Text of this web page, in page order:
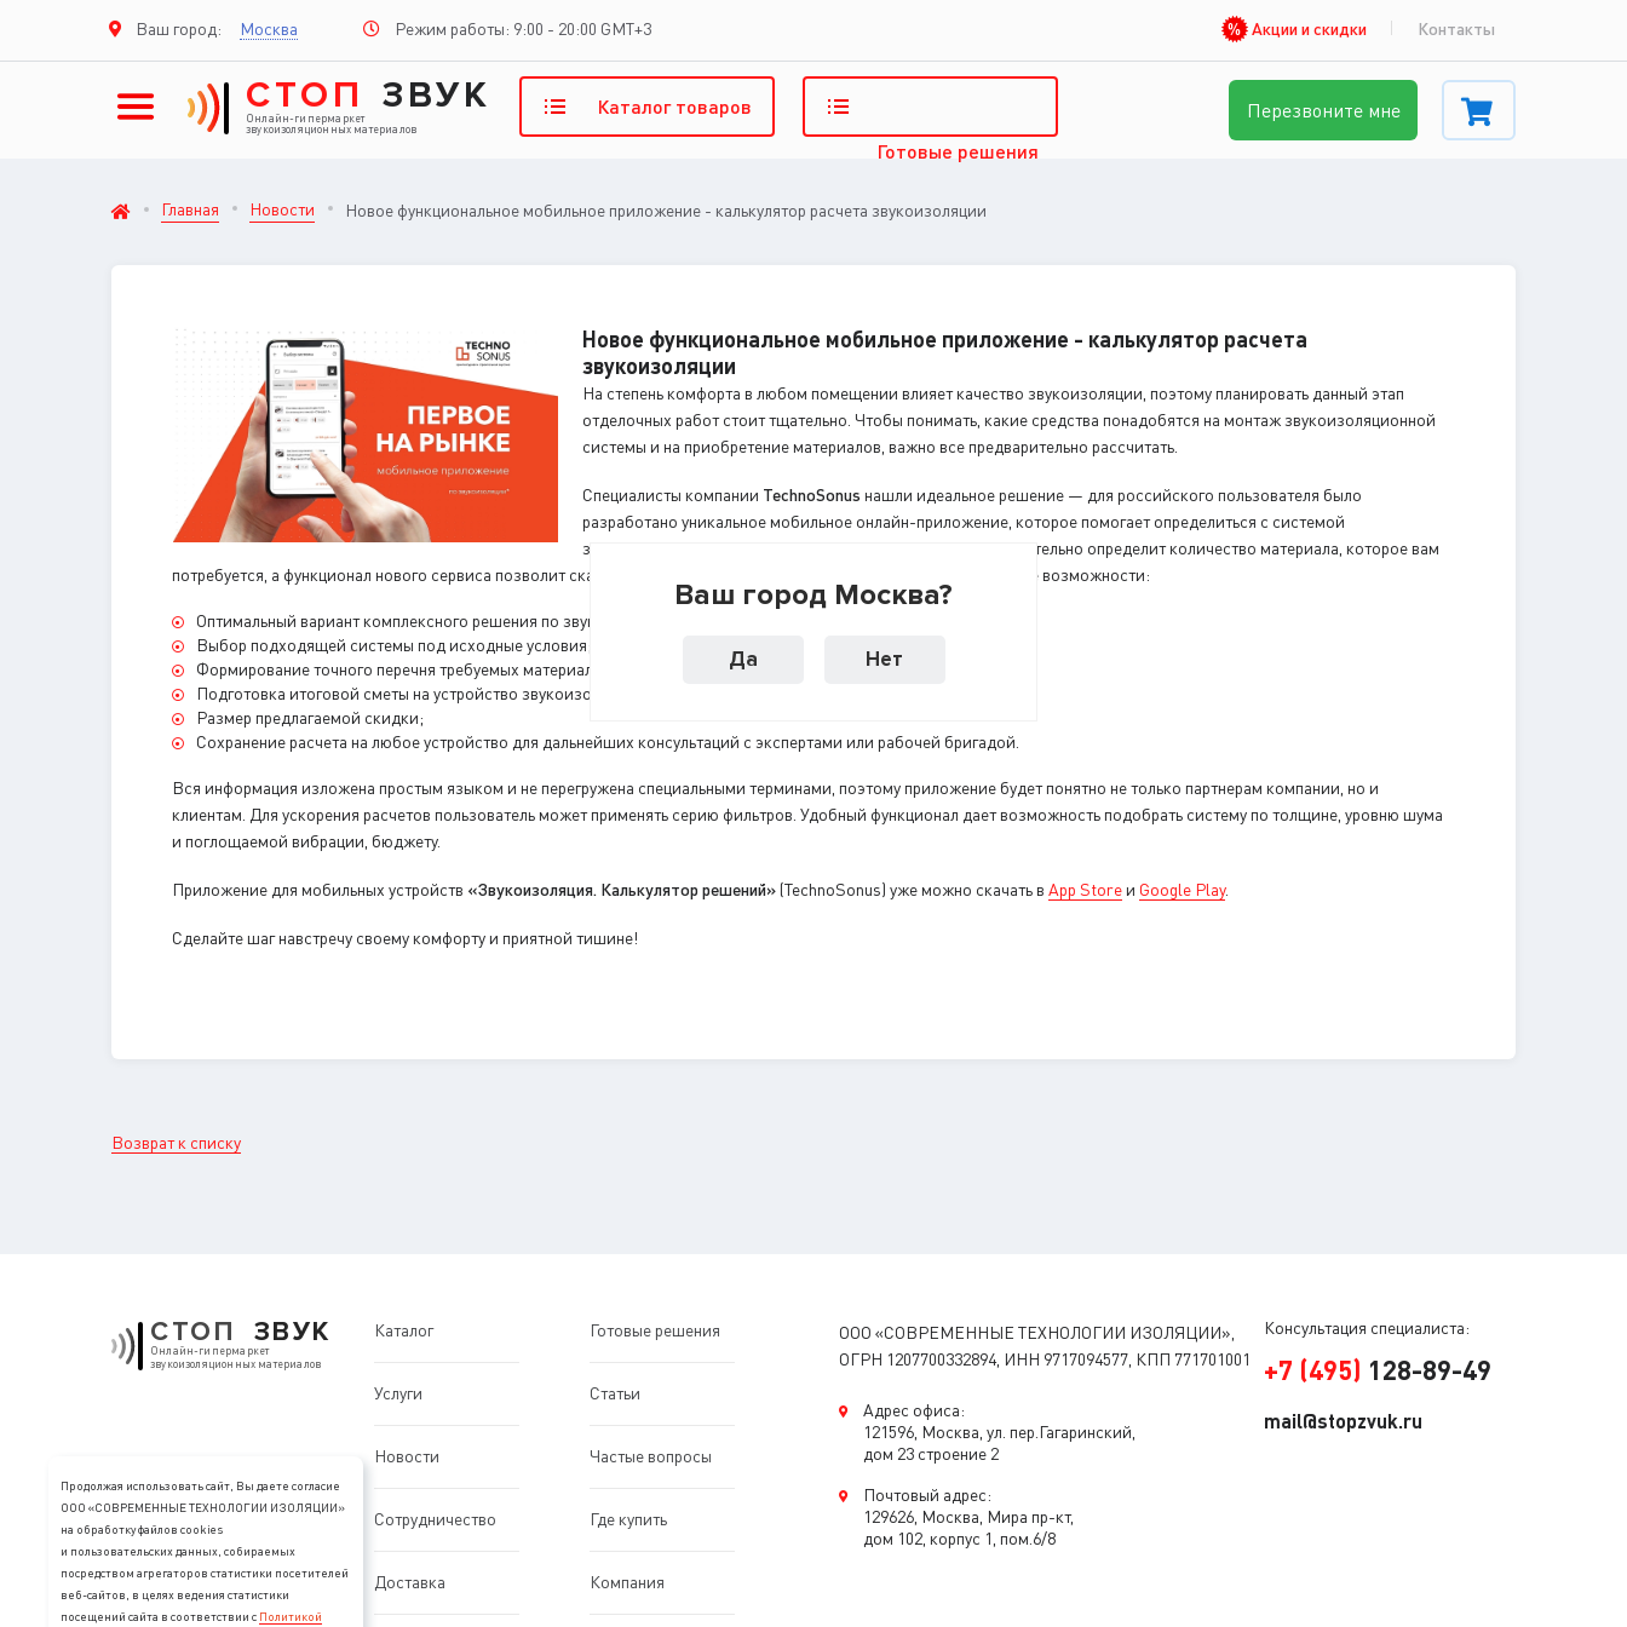
Ваш город: Москва
Ваш город Москва?
Да Нет
Режим работы: 9:00 - 20:00 GMT+3 Акции и скидки Контакты
СТОП ЗВУК
Онлайн-гипермаркет
звукоизоляционных материалов
Каталогтоваров
Готовые решения
Перезвоните мне
Главная Новости Новое функциональное мобильное приложение - калькулятор расчета звукоизоляции
Новое функциональное мобильное приложение - калькулятор расчета
звукоизоляции
На степень комфорта в любом помещении влияет качество звукоизоляции, поэтому планировать данный этап
отделочных работ стоит тщательно. Чтобы понимать, какие средства понадобятся на монтаж звукоизоляционной
системы и на приобретение материалов, важно все предварительно рассчитать.
Специалисты компании TechnoSonus нашли идеальное решение — для российского пользователя было
разработано уникальное мобильное онлайн-приложение, которое помогает определиться с системой
звукоизоляции за считанные минуты. Калькулятор самостоятельно определит количество материала, которое вам
потребуется, а функционал нового сервиса позволит скачать техническую документацию и предоставит следующие возможности:
Оптимальный вариант комплексного решения по звукоизоляции потолка, перегородок, пола и стен;
Выбор подходящей системы под исходные условия;
Формирование точного перечня требуемых материалов;
Подготовка итоговой сметы на устройство звукоизоляции;
Размер предлагаемой скидки;
Сохранение расчета на любое устройство для дальнейших консультаций с экспертами или рабочей бригадой.
Вся информация изложена простым языком и не перегружена специальными терминами, поэтому приложение будет понятно не только партнерам компании, но и
клиентам. Для ускорения расчетов пользователь может применять серию фильтров. Удобный функционал дает возможность подобрать систему по толщине, уровню шума
и поглощаемой вибрации, бюджету.
Приложение для мобильных устройств «Звукоизоляция. Калькулятор решений» (TechnoSonus) уже можно скачать в App Store и Google Play.
Сделайте шаг навстречу своему комфорту и приятной тишине!
Возврат к списку
СТОП ЗВУК
Онлайн-гипермаркет
звукоизоляционных материалов
Каталог Готовые решения
Услуги Статьи
Новости Частые вопросы
Сотрудничество Где купить
Доставка Компания
ООО «СОВРЕМЕННЫЕ ТЕХНОЛОГИИ ИЗОЛЯЦИИ»,
ОГРН 1207700332894, ИНН 9717094577, КПП 771701001
Адрес офиса:
121596, Москва, ул. пер.Гагаринский,
дом 23 строение 2
Почтовый адрес:
129626, Москва, Мира пр-кт,
дом 102, корпус 1, пом.6/8
Консультация специалиста:
+7 (495) 128-89-49
mail@stopzvuk.ru
Продолжая использовать сайт, Вы даете согласие
ООО «СОВРЕМЕННЫЕ ТЕХНОЛОГИИ ИЗОЛЯЦИИ»
на обработку файлов cookies
и пользовательских данных, собираемых
посредством агрегаторов статистики посетителей
веб-сайтов, в целях ведения статистики
посещений сайта в соответствии с Политикой